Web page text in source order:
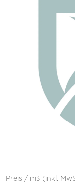
Preis / m3 (inkl.